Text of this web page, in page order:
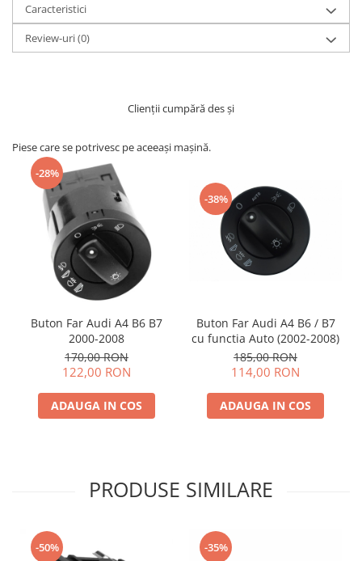
Caracteristici
Review-uri(0)
Clienții cumpără des și
Piese care se potrivesc pe aceeași mașină.
-28%
Buton Far Audi A4 B6 B7
2000-2008
170,00 RON
122,00 RON
ADAUGA IN COS
-38%
Buton Far Audi A4 B6 / B7
cu functia Auto (2002-2008)
185,00 RON
114,00 RON
ADAUGA IN COS
PRODUSE SIMILARE
-50% -35%